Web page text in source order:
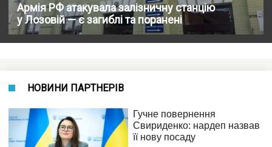
Армія РФ атакувала залізничну станцію
у Лозовій — є загиблі та поранені
НОВИНИ ПАРТНЕРІВ